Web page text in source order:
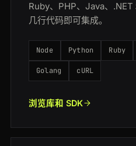
Ruby、PHP、Java、.NET
几行代码即可集成。
Node Python Ruby
Golang cURL
浏览库和 SDK